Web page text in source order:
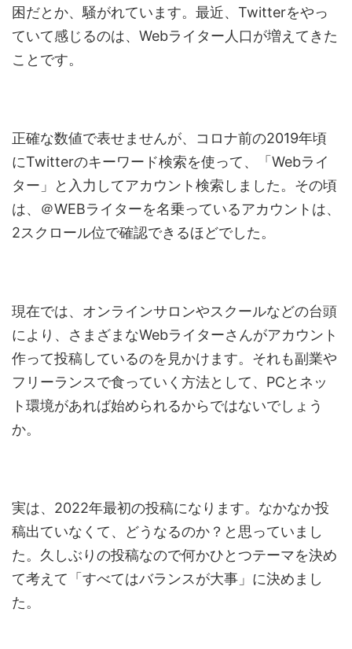
困だとか、騒がれています。最近、Twitterをやっ
ていて感じるのは、Webライター人口が増えてきた
ことです。
正確な数値で表せませんが、コロナ前の2019年頃
にTwitterのキーワード検索を使って、「Webライ
ター」と入力してアカウント検索しました。その頃
は、＠WEBライターを名乗っているアカウントは、
2スクロール位で確認できるほどでした。
現在では、オンラインサロンやスクールなどの台頭
により、さまざまなWebライターさんがアカウント
作って投稿しているのを見かけます。それも副業や
フリーランスで食っていく方法として、PCとネッ
ト環境があれば始められるからではないでしょう
か。
実は、2022年最初の投稿になります。なかなか投
稿出ていなくて、どうなるのか？と思っていまし
た。久しぶりの投稿なので何かひとつテーマを決め
て考えて「すべてはバランスが大事」に決めまし
た。